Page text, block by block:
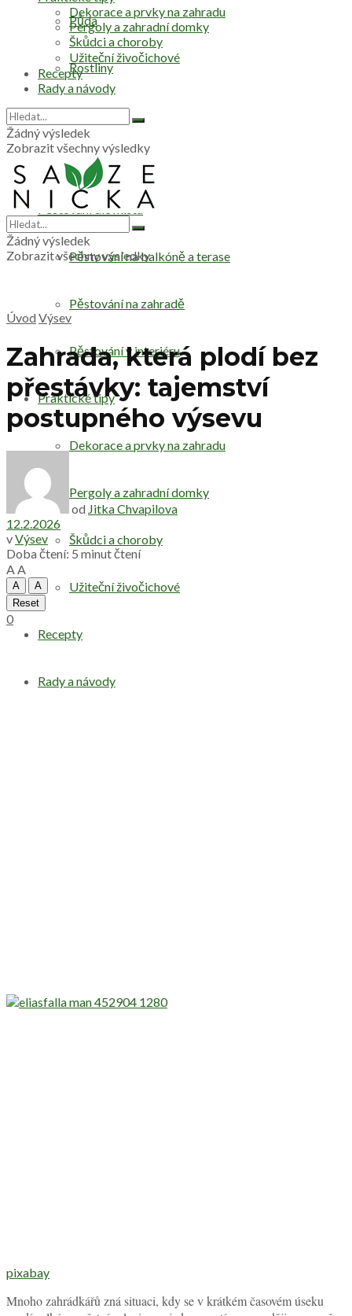
Půda
Rostliny
Zelenina
Pěstování dle místa
Pěstování na balkóně a terase
Pěstování na zahradě
Pěstování v interiéru
Praktické tipy
Dekorace a prvky na zahradu
Pergoly a zahradní domky
Škůdci a choroby
Užiteční živočichové
Recepty
Rady a návody
Dekorace a prvky na zahradu
Pergoly a zahradní domky
Škůdci a choroby
Užiteční živočichové
Recepty
Rady a návody
Žádný výsledek
Zobrazit všechny výsledky
Žádný výsledek
Zobrazit všechny výsledky
Úvod Výsev
Zahrada, která plodí bez
přestávky: tajemství
postupného výsevu
od Jitka Chvapilova
12.2.2026
vVýsev
Doba čtení: 5 minut čtení
AA
A
A
Reset
0
pixabay
Mnoho zahrádkářů zná situaci, kdy se v krátkém časovém úseku